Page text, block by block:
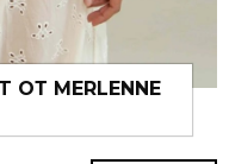
ОТ MERLENNE